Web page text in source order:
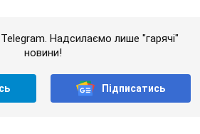
Надсилаємо лише "гарячі"
новини!
Підписатись